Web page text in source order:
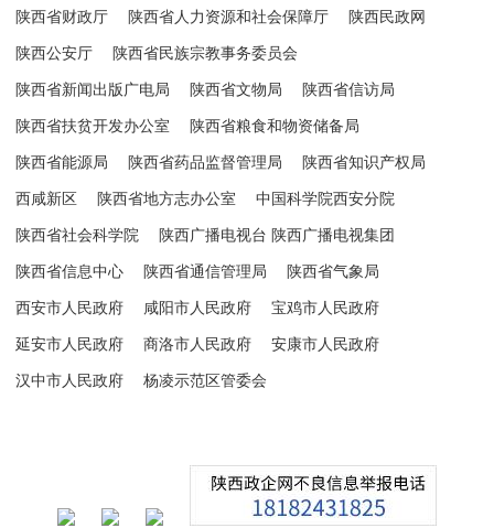
陕西省财政厅 陕西省人力资源和社会保障厅 陕西民政网
陕西公安厅 陕西省民族宗教事务委员会
陕西省新闻出版广电局 陕西省文物局 陕西省信访局
陕西省扶贫开发办公室 陕西省粮食和物资储备局
陕西省能源局 陕西省药品监督管理局 陕西省知识产权局
西咸新区 陕西省地方志办公室 中国科学院西安分院
陕西省社会科学院 陕西广播电视台 陕西广播电视集团
陕西省信息中心 陕西省通信管理局 陕西省气象局
西安市人民政府 咸阳市人民政府 宝鸡市人民政府
延安市人民政府 商洛市人民政府 安康市人民政府
汉中市人民政府 杨凌示范区管委会